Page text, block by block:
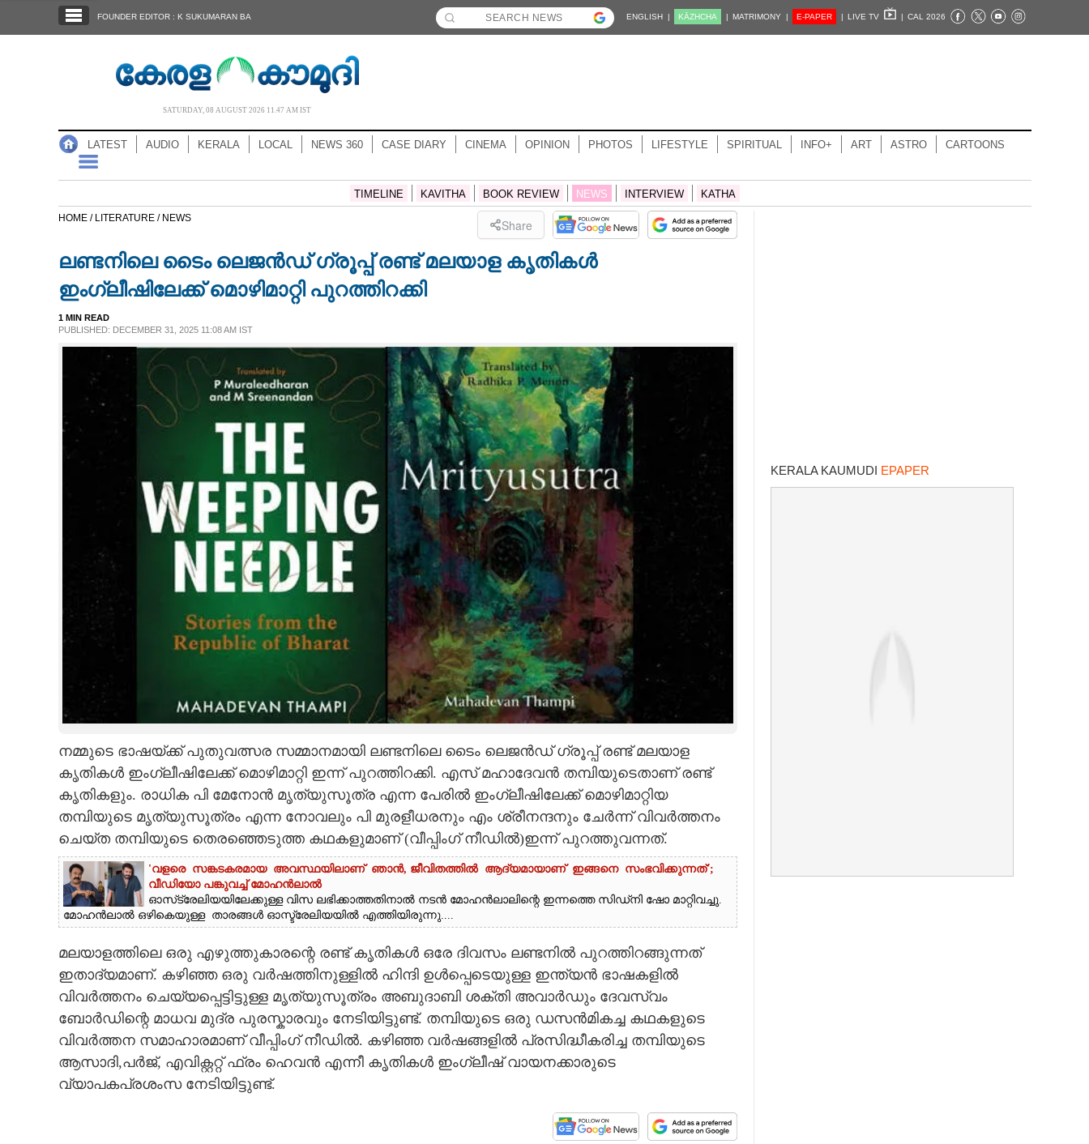
NOTIFIED NEWS
NEWS 360
CASE DIARY
CARTOONS
LITERATURE
CONTACT US
FOUNDER EDITOR : K SUKUMARAN BA ENGLISH | KĀZHCHA | MATRIMONY | E-PAPER | LIVE TV | CAL 2026
SATURDAY, 08 AUGUST 2026 11.47 AM IST
LATEST AUDIO KERALA LOCAL NEWS 360 CASE DIARY CINEMA OPINION PHOTOS LIFESTYLE SPIRITUAL INFO+ ART ASTRO CARTOONS
TIMELINE KAVITHA BOOK REVIEW NEWS INTERVIEW KATHA
HOME / LITERATURE / NEWS Share
ലണ്ടനിലെ ടൈം ലെജൻഡ് ഗ്രൂപ്പ് രണ്ട് മലയാള കൃതികൾ
ഇംഗ്ലീഷിലേക്ക് മൊഴിമാറ്റി പുറത്തിറക്കി
1 MIN READ
PUBLISHED: DECEMBER 31, 2025 11:08 AM IST
നമ്മുടെ ഭാഷയ്ക്ക് പുതുവത്സര സമ്മാനമായി ലണ്ടനിലെ ടൈം ലെജൻഡ് ഗ്രൂപ്പ് രണ്ട് മലയാള
കൃതികൾ ഇംഗ്ലീഷിലേക്ക് മൊഴിമാറ്റി ഇന്ന് പുറത്തിറക്കി. എസ് മഹാദേവൻ തമ്പിയുടെതാണ് രണ്ട്
കൃതികളും. രാധിക പി മേനോൻ മൃത്യുസൂത്ര എന്ന പേരിൽ ഇംഗ്ലീഷിലേക്ക് മൊഴിമാറ്റിയ
തമ്പിയുടെ മൃത്യുസൂത്രം എന്ന നോവലും പി മുരളീധരനും എം ശ്രീനന്ദനും ചേർന്ന് വിവർത്തനം
ചെയ്ത തമ്പിയുടെ തെരഞ്ഞെടുത്ത കഥകളുമാണ് (വീപ്പിംഗ് നീഡിൽ)ഇന്ന് പുറത്തുവന്നത്.
'വളരെ സങ്കടകരമായ അവസ്ഥയിലാണ് ഞാൻ, ജീവിതത്തിൽ ആദ്യമായാണ് ഇങ്ങനെ സംഭവിക്കുന്നത്';
വീഡിയോ പങ്കുവച്ച് മോഹൻലാൽ
ഓസ്‌ട്രേലിയയിലേക്കുള്ള വിസ ലഭിക്കാത്തതിനാൽ നടൻ മോഹൻലാലിന്റെ ഇന്നത്തെ സിഡ്‌നി ഷോ മാറ്റിവച്ചു.
മോഹൻലാൽ ഒഴികെയുള്ള താരങ്ങൾ ഓസ്ട്രേലിയയിൽ എത്തിയിരുന്നു....
മലയാളത്തിലെ ഒരു എഴുത്തുകാരന്റെ രണ്ട് കൃതികൾ ഒരേ ദിവസം ലണ്ടനിൽ പുറത്തിറങ്ങുന്നത്
ഇതാദ്യമാണ്. കഴിഞ്ഞ ഒരു വർഷത്തിനുള്ളിൽ ഹിന്ദി ഉൾപ്പെടെയുള്ള ഇന്ത്യൻ ഭാഷകളിൽ
വിവർത്തനം ചെയ്യപ്പെട്ടിട്ടുള്ള മൃത്യുസൂത്രം അബുദാബി ശക്തി അവാർഡും ദേവസ്വം
ബോർഡിന്റെ മാധവ മുദ്ര പുരസ്കാരവും നേടിയിട്ടുണ്ട്. തമ്പിയുടെ ഒരു ഡസൻമികച്ച കഥകളുടെ
വിവർത്തന സമാഹാരമാണ് വീപ്പിംഗ് നീഡിൽ. കഴിഞ്ഞ വർഷങ്ങളിൽ പ്രസിദ്ധീകരിച്ച തമ്പിയുടെ
ആസാദി,പർജ്, എവിക്റ്ററ്റ് ഫ്രം ഹെവൻ എന്നീ കൃതികൾ ഇംഗ്ലീഷ് വായനക്കാരുടെ
വ്യാപകപ്രശംസ നേടിയിട്ടുണ്ട്.
KERALA KAUMUDI EPAPER